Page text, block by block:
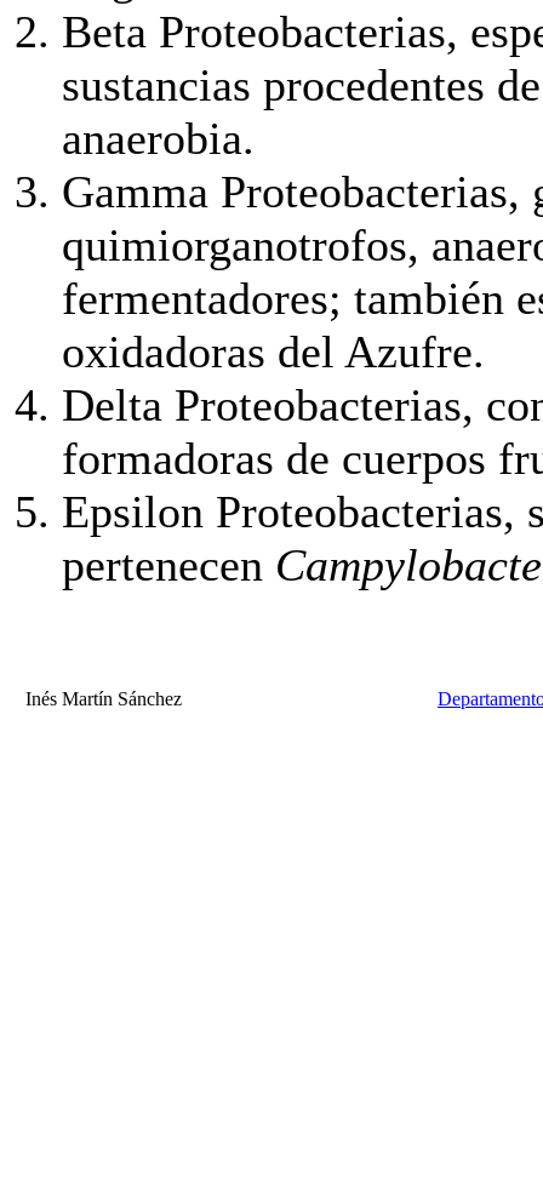
Beta Proteobacterias,
sustancias procedentes
anaerobia.
Gamma
quimiorganotrofos,
fermentadores; también
oxidadoras del Azufre.
Delta Proteobacterias,
formadoras de cuerpos
Epsilon Proteobacterias,
pertenecen
Inés Martín Sánchez